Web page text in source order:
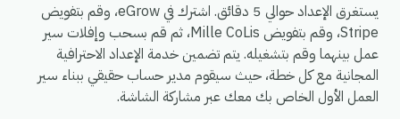
يستغرق الإعداد حوالي 5 دقائق. اشترك في eGrow، وقم بتفويض
Stripe، وقم بتفويض Mille CoLis، ثم قم بسحب وإفلات سير
عمل بينهما وقم بتشغيله. يتم تضمين خدمة الإعداد الاحترافية
المجانية مع كل خطة، حيث سيقوم مدير حساب حقيقي ببناء سير
العمل الأول الخاص بك معك عبر مشاركة الشاشة.